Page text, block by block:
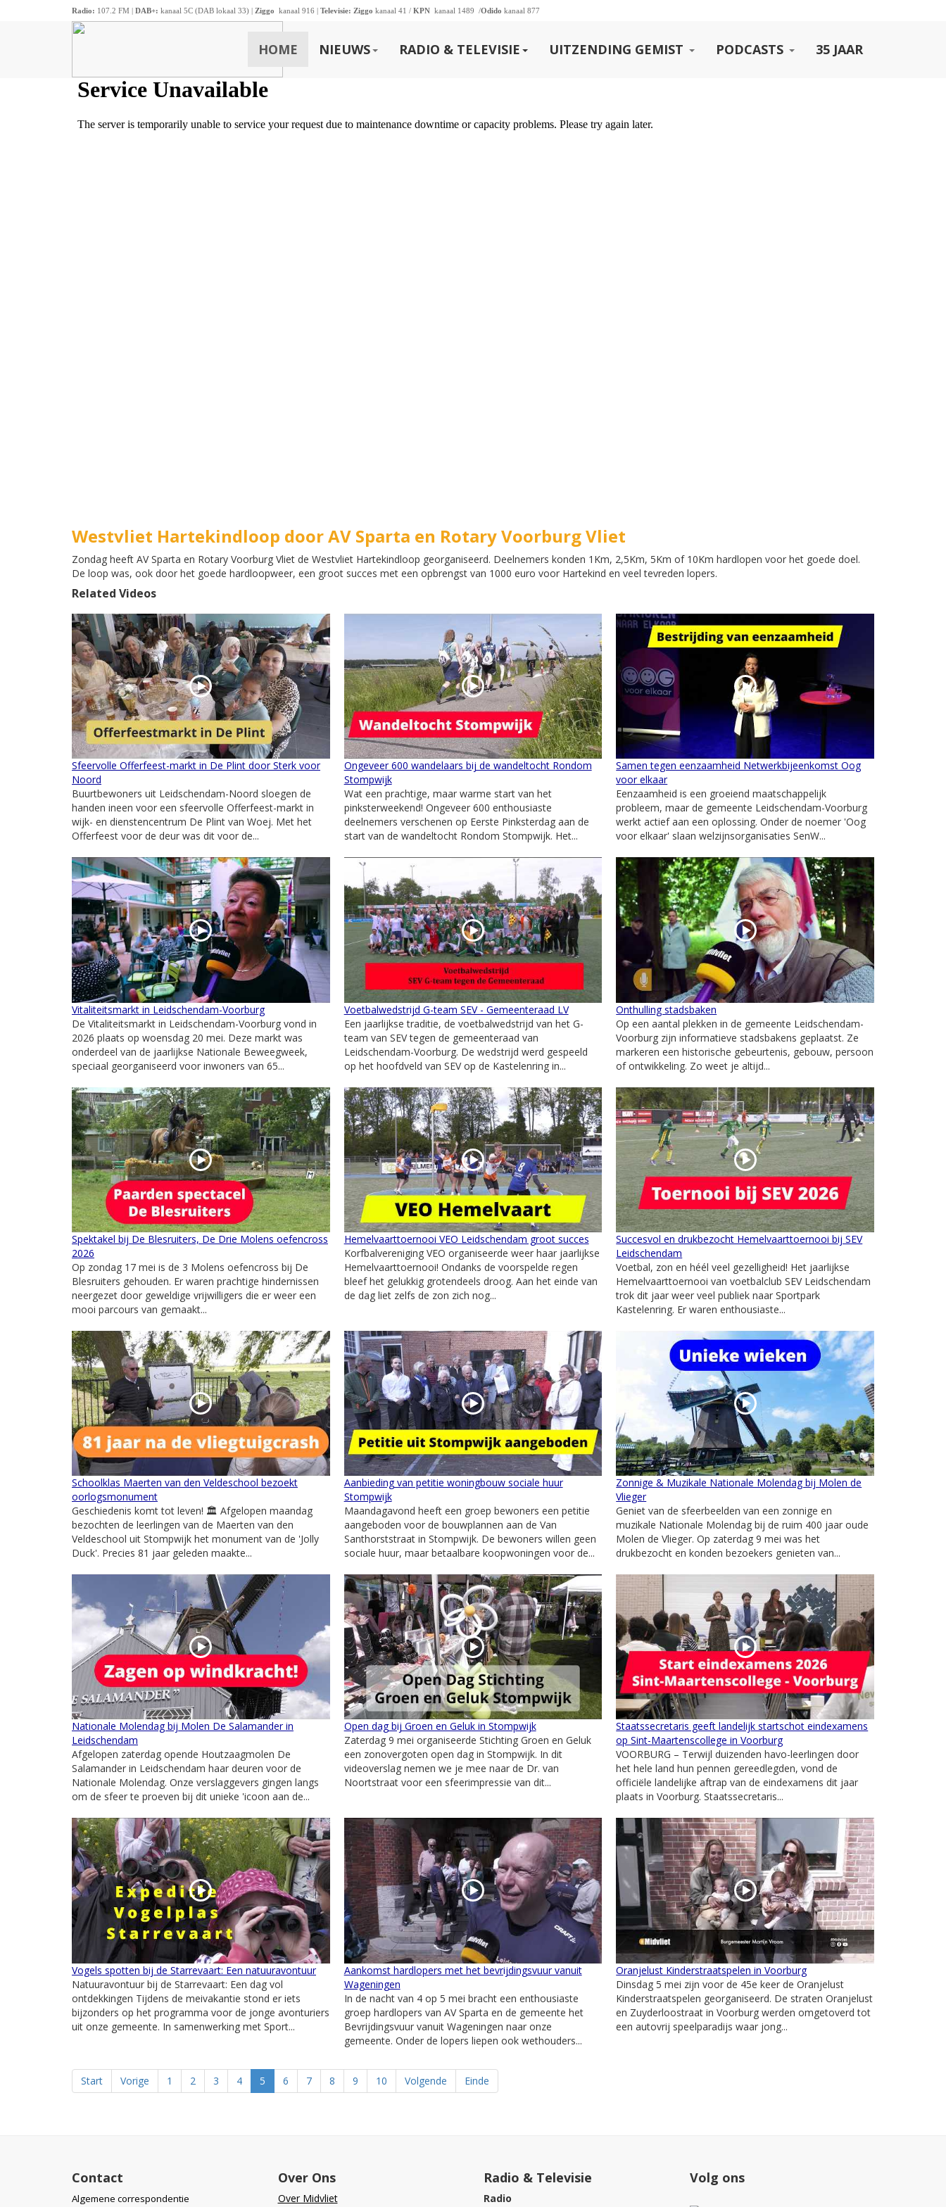
Radio: 107.2 FM | DAB+: kanaal 5C (DAB lokaal 33) | Ziggo kanaal 916 | Televisie: Ziggo kanaal 41 / KPN kanaal 1489 /Odido kanaal 877
HOME NIEUWS RADIO & TELEVISIE UITZENDING GEMIST PODCASTS 35 JAAR
Westvliet Hartekindloop door AV Sparta en Rotary Voorburg Vliet
Zondag heeft AV Sparta en Rotary Voorburg Vliet de Westvliet Hartekindloop georganiseerd. Deelnemers konden 1Km, 2,5Km, 5Km of 10Km hardlopen voor het goede doel.
De loop was, ook door het goede hardloopweer, een groot succes met een opbrengst van 1000 euro voor Hartekind en veel tevreden lopers.
Related Videos
Sfeervolle Offerfeest-markt in De Plint door Sterk voor
Noord
Buurtbewoners uit Leidschendam-Noord sloegen de
handen ineen voor een sfeervolle Offerfeest-markt in
wijk- en dienstencentrum De Plint van Woej. Met het
Offerfeest voor de deur was dit voor de...
Ongeveer 600 wandelaars bij de wandeltocht Rondom
Stompwijk
Wat een prachtige, maar warme start van het
pinksterweekend! Ongeveer 600 enthousiaste
deelnemers verschenen op Eerste Pinksterdag aan de
start van de wandeltocht Rondom Stompwijk. Het...
Samen tegen eenzaamheid Netwerkbijeenkomst Oog
voor elkaar
Eenzaamheid is een groeiend maatschappelijk
probleem, maar de gemeente Leidschendam-Voorburg
werkt actief aan een oplossing. Onder de noemer 'Oog
voor elkaar' slaan welzijnsorganisaties SenW...
Vitaliteitsmarkt in Leidschendam-Voorburg
De Vitaliteitsmarkt in Leidschendam-Voorburg vond in
2026 plaats op woensdag 20 mei. Deze markt was
onderdeel van de jaarlijkse Nationale Beweegweek,
speciaal georganiseerd voor inwoners van 65...
Voetbalwedstrijd G-team SEV - Gemeenteraad LV
Een jaarlijkse traditie, de voetbalwedstrijd van het G-
team van SEV tegen de gemeenteraad van
Leidschendam-Voorburg. De wedstrijd werd gespeeld
op het hoofdveld van SEV op de Kastelenring in...
Onthulling stadsbaken
Op een aantal plekken in de gemeente Leidschendam-
Voorburg zijn informatieve stadsbakens geplaatst. Ze
markeren een historische gebeurtenis, gebouw, persoon
of ontwikkeling. Zo weet je altijd...
Spektakel bij De Blesruiters, De Drie Molens oefencross
2026
Op zondag 17 mei is de 3 Molens oefencross bij De
Blesruiters gehouden. Er waren prachtige hindernissen
neergezet door geweldige vrijwilligers die er weer een
mooi parcours van gemaakt...
Hemelvaarttoernooi VEO Leidschendam groot succes
Korfbalvereniging VEO organiseerde weer haar jaarlijkse
Hemelvaarttoernooi! Ondanks de voorspelde regen
bleef het gelukkig grotendeels droog. Aan het einde van
de dag liet zelfs de zon zich nog...
Succesvol en drukbezocht Hemelvaarttoernooi bij SEV
Leidschendam
Voetbal, zon en héél veel gezelligheid! Het jaarlijkse
Hemelvaarttoernooi van voetbalclub SEV Leidschendam
trok dit jaar weer veel publiek naar Sportpark
Kastelenring. Er waren enthousiaste...
Schoolklas Maerten van den Veldeschool bezoekt
oorlogsmonument
Geschiedenis komt tot leven! 🏛️ Afgelopen maandag
bezochten de leerlingen van de Maerten van den
Veldeschool uit Stompwijk het monument van de 'Jolly
Duck'. Precies 81 jaar geleden maakte...
Aanbieding van petitie woningbouw sociale huur
Stompwijk
Maandagavond heeft een groep bewoners een petitie
aangeboden voor de bouwplannen aan de Van
Santhorststraat in Stompwijk. De bewoners willen geen
sociale huur, maar betaalbare koopwoningen voor de...
Zonnige & Muzikale Nationale Molendag bij Molen de
Vlieger
Geniet van de sfeerbeelden van een zonnige en
muzikale Nationale Molendag bij de ruim 400 jaar oude
Molen de Vlieger. Op zaterdag 9 mei was het
drukbezocht en konden bezoekers genieten van...
Nationale Molendag bij Molen De Salamander in
Leidschendam
Afgelopen zaterdag opende Houtzaagmolen De
Salamander in Leidschendam haar deuren voor de
Nationale Molendag. Onze verslaggevers gingen langs
om de sfeer te proeven bij dit unieke 'icoon aan de...
Open dag bij Groen en Geluk in Stompwijk
Zaterdag 9 mei organiseerde Stichting Groen en Geluk
een zonovergoten open dag in Stompwijk. In dit
videoverslag nemen we je mee naar de Dr. van
Noortstraat voor een sfeerimpressie van dit...
Staatssecretaris geeft landelijk startschot eindexamens
op Sint-Maartenscollege in Voorburg
VOORBURG – Terwijl duizenden havo-leerlingen door
het hele land hun pennen gereedlegden, vond de
officiële landelijke aftrap van de eindexamens dit jaar
plaats in Voorburg. Staatssecretaris...
Vogels spotten bij de Starrevaart: Een natuuravontuur
Natuuravontuur bij de Starrevaart: Een dag vol
ontdekkingen Tijdens de meivakantie stond er iets
bijzonders op het programma voor de jonge avonturiers
uit onze gemeente. In samenwerking met Sport...
Aankomst hardlopers met het bevrijdingsvuur vanuit
Wageningen
In de nacht van 4 op 5 mei bracht een enthousiaste
groep hardlopers van AV Sparta en de gemeente het
Bevrijdingsvuur vanuit Wageningen naar onze
gemeente. Onder de lopers liepen ook wethouders...
Oranjelust Kinderstraatspelen in Voorburg
Dinsdag 5 mei zijn voor de 45e keer de Oranjelust
Kinderstraatspelen georganiseerd. De straten Oranjelust
en Zuyderloostraat in Voorburg werden omgetoverd tot
een autovrij speelparadijs waar jong...
Start Vorige 1 2 3 4 5 6 7 8 9 10 Volgende Einde
Contact
Algemene correspondentie
Over Ons
Over Midvliet
Radio & Televisie
Radio
Volg ons